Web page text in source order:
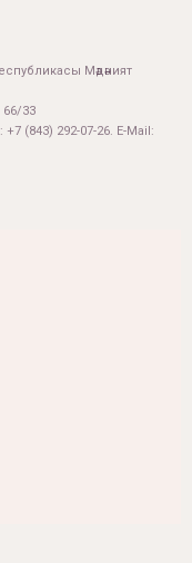
Мәдәният
66/33
(843) 292-07-26. E-Mail: